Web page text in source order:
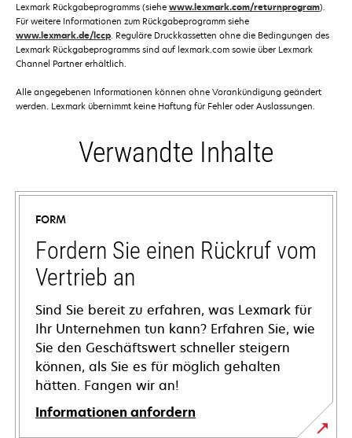
Lexmark Rückgabeprogramms (siehe www.lexmark.com/returnprogram).
Für weitere Informationen zum Rückgabeprogramm siehe
www.lexmark.de/lccp. Reguläre Druckkassetten ohne die Bedingungen des
Lexmark Rückgabeprogramms sind auf lexmark.com sowie über Lexmark
Channel Partner erhältlich.
Alle angegebenen Informationen können ohne Vorankündigung geändert
werden. Lexmark übernimmt keine Haftung für Fehler oder Auslassungen.
Verwandte Inhalte
FORM
Fordern Sie einen Rückruf vom
Vertrieb an
Sind Sie bereit zu erfahren, was Lexmark für
Ihr Unternehmen tun kann? Erfahren Sie, wie
Sie den Geschäftswert schneller steigern
können, als Sie es für möglich gehalten
hätten. Fangen wir an!
Informationen anfordern